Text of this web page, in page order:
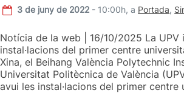
3 de juny de 2022 - 10:00h,a Portada,
Notícia de la web | 16/10/2025 La UPV
instal·lacions del primer centre
Xina, el Beihang València Polytechnic
Universitat Politècnica de València
avui les instal·lacions del primer